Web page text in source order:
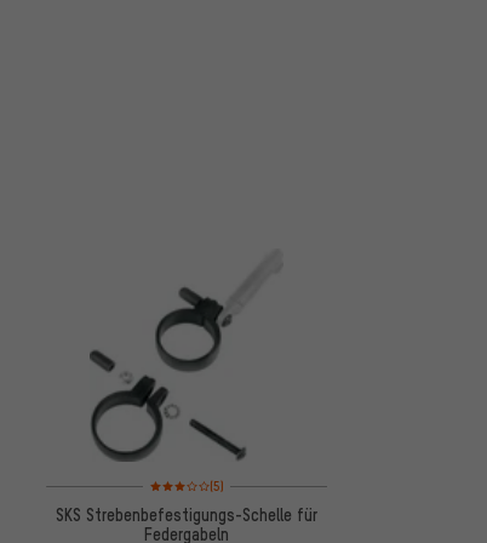
auf 9 Bewertungen
Bewertungen: 3 von 5 basierend auf 5 Bewertungen
(5)
SKS Strebenbefestigungs-Schelle für
Federgabeln